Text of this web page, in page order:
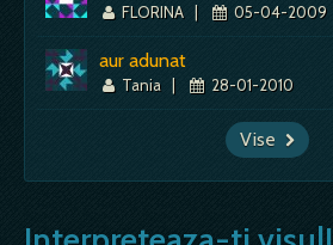
FLORINA | 05-04-2009
aur adunat
Tania | 28-01-2010
Vise